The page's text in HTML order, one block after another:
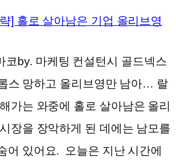
] 홀로 살아남은 기업 올리브영
코by. 마케팅 컨설턴시 골드넥스
스 망하고 올리브영만 남아… 랄
가는 와중에 홀로 살아남은 올리
장을 장악하게 된 데에는 남모를
어 있어요. 오늘은 지난 시간에